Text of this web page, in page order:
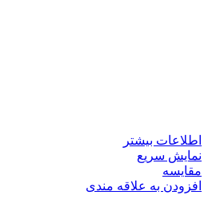
اطلاعات بیشتر
نمایش سریع
مقايسه
افزودن به علاقه مندی